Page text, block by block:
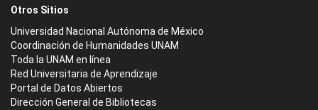
Otros Sitios
Universidad Nacional Autónoma de México
Coordinación de Humanidades UNAM
Toda la UNAM en línea
Red Universitaria de Aprendizaje
Portal de Datos Abiertos
Dirección General de Bibliotecas